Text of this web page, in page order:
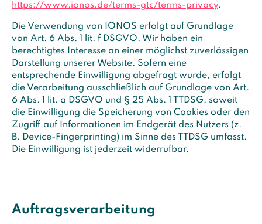
https://www.ionos.de/terms-gtc/terms-privacy.
Die Verwendung von IONOS erfolgt auf Grundlage
von Art. 6 Abs. 1 lit. f DSGVO. Wir haben ein
berechtigtes Interesse an einer möglichst zuverlässigen
Darstellung unserer Website. Sofern eine
entsprechende Einwilligung abgefragt wurde, erfolgt
die Verarbeitung ausschließlich auf Grundlage von Art.
6 Abs. 1 lit. a DSGVO und § 25 Abs. 1 TTDSG, soweit
die Einwilligung die Speicherung von Cookies oder den
Zugriff auf Informationen im Endgerät des Nutzers (z.
B. Device-Fingerprinting) im Sinne des TTDSG umfasst.
Die Einwilligung ist jederzeit widerrufbar.
Auftragsverarbeitung